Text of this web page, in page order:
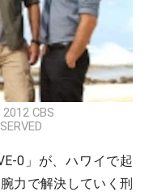
CBS
0」が、ハワイで起
力で解決していく刑